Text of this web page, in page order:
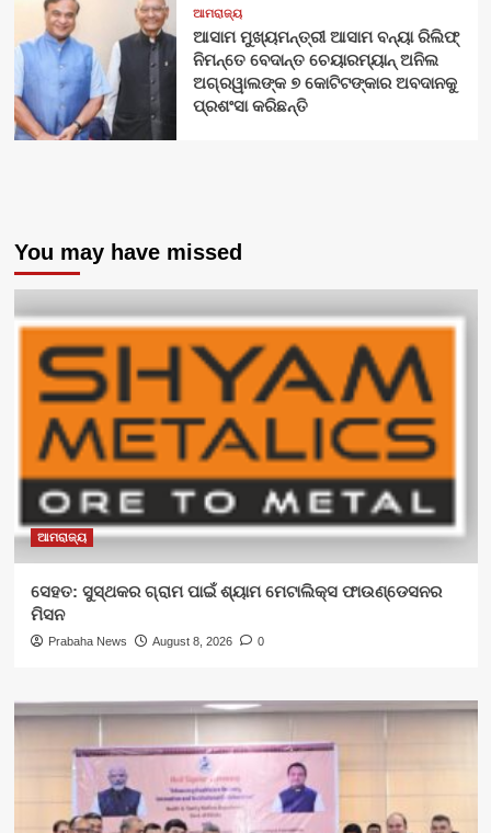
ଆମରାଜ୍ୟ
ଆସାମ ମୁଖ୍ୟମନ୍ତ୍ରୀ ଆସାମ ବନ୍ୟା ରିଲିଫ୍
ନିମନ୍ତେ ବେଦାନ୍ତ ଚେୟାରମ୍ୟାନ୍ ଅନିଲ
ଅଗ୍ରୱାଲଙ୍କ ୭ କୋଟିଟଙ୍କାର ଅବଦାନକୁ
ପ୍ରଶଂସା କରିଛନ୍ତି
You may have missed
ଆମରାଜ୍ୟ
ସେହତ: ସୁସ୍ଥକର ଗ୍ରାମ ପାଇଁ ଶ୍ୟାମ ମେଟାଲିକ୍ସ ଫାଉଣ୍ଡେସନର
ମିସନ
Prabaha News August 8, 2026 0